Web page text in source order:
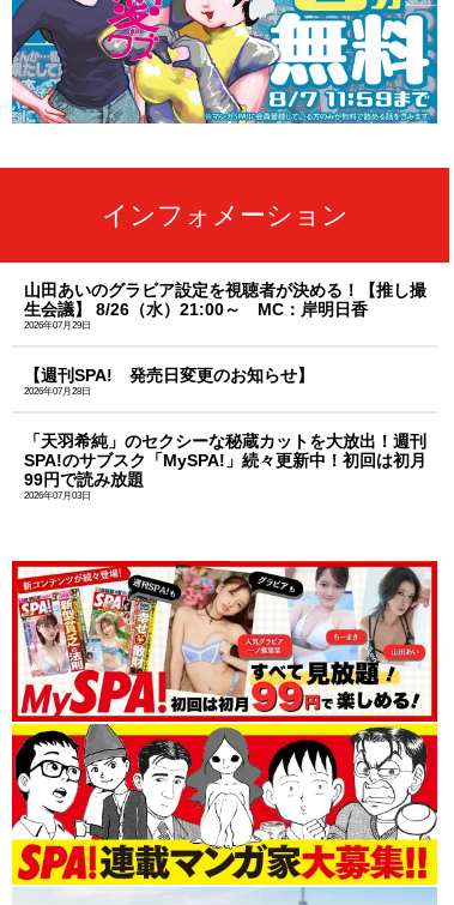
インフォメーション
山田あいのグラビア設定を視聴者が決める！【推し撮
生会議】 8/26（水）21:00～ MC：岸明日香
2026年07月29日
【週刊SPA! 発売日変更のお知らせ】
2026年07月28日
「天羽希純」のセクシーな秘蔵カットを大放出！週刊
SPA!のサブスク「MySPA!」続々更新中！初回は初月
99円で読み放題
2026年07月03日